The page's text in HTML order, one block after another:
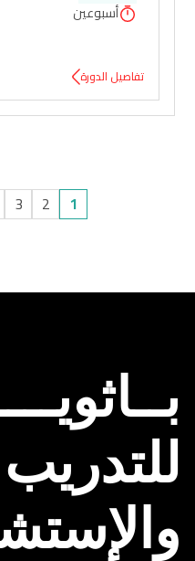
أسبوعين
تفاصيل الدورة
1
2
3
للتدريب